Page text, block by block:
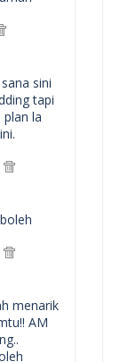
sini
tapi
la
menarik
AM